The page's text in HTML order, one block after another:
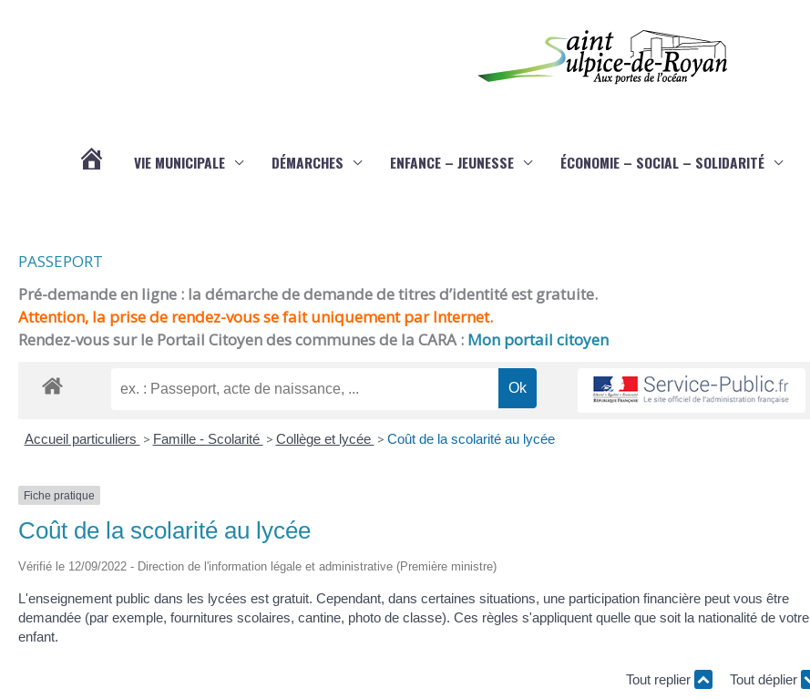
VIE MUNICIPALE DÉMARCHES ENFANCE – JEUNESSE ÉCONOMIE – SOCIAL – SOLIDARITÉ
PASSEPORT
Pré-demande en ligne : la démarche de demande de titres d’identité est gratuite.
Attention, la prise de rendez-vous se fait uniquement par Internet.
Rendez-vous sur le Portail Citoyen des communes de la CARA : Mon portail citoyen
Accueil particuliers > Famille - Scolarité > Collège et lycée > Coût de la scolarité au lycée
Fiche pratique
Coût de la scolarité au lycée
Vérifié le 12/09/2022 - Direction de l'information légale et administrative (Première ministre)
L'enseignement public dans les lycées est gratuit. Cependant, dans certaines situations, une participation financière peut vous être
demandée (par exemple, fournitures scolaires, cantine, photo de classe). Ces règles s'appliquent quelle que soit la nationalité de votre
enfant.
Tout replier Tout déplier